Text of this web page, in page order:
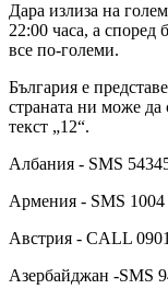
Дара излиза на
22:00 часа, а според
все по-големи.
България е
страната ни може да
текст „12“.
Албания - SMS
Армения - SMS 1004
Австрия - CALL
Азербайджан -SMS